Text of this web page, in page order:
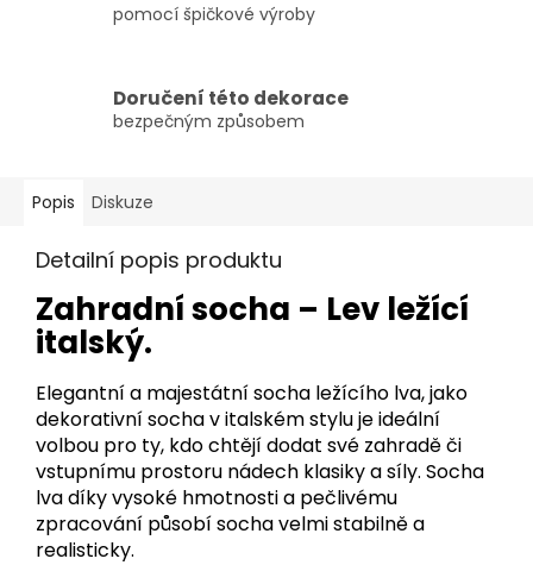
pomocí špičkové výroby
Doručení této dekorace
bezpečným způsobem
Popis Diskuze
Detailní popis produktu
Zahradní socha – Lev ležící
italský.
Elegantní a majestátní socha ležícího lva, jako
dekorativní socha v italském stylu je ideální
volbou pro ty, kdo chtějí dodat své zahradě či
vstupnímu prostoru nádech klasiky a síly. Socha
lva díky vysoké hmotnosti a pečlivému
zpracování působí socha velmi stabilně a
realisticky.